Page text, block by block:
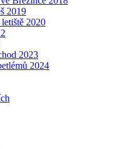
2019
2020
2023
2024